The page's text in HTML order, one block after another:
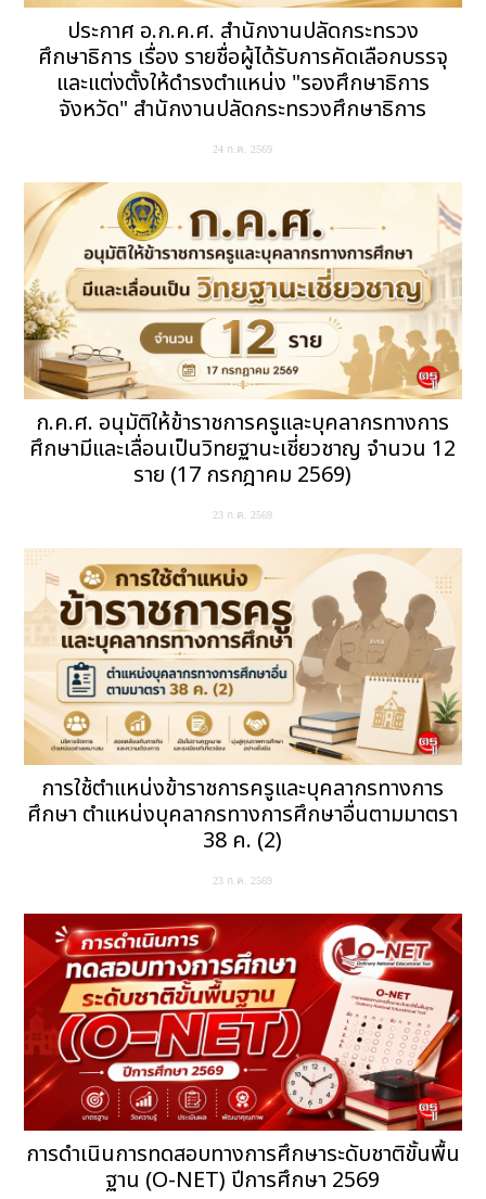
ประกาศ อ.ก.ค.ศ. สำนักงานปลัดกระทรวง
ศึกษาธิการ เรื่อง รายชื่อผู้ได้รับการคัดเลือกบรรจุ
และแต่งตั้งให้ดำรงตำแหน่ง "รองศึกษาธิการ
จังหวัด" สำนักงานปลัดกระทรวงศึกษาธิการ
24 ก.ค. 2569
ก.ค.ศ. อนุมัติให้ข้าราชการครูและบุคลากรทางการ
ศึกษามีและเลื่อนเป็นวิทยฐานะเชี่ยวชาญ จำนวน 12
ราย (17 กรกฎาคม 2569)
23 ก.ค. 2569
การใช้ตำแหน่งข้าราชการครูและบุคลากรทางการ
ศึกษา ตำแหน่งบุคลากรทางการศึกษาอื่นตามมาตรา
38 ค. (2)
23 ก.ค. 2569
การดำเนินการทดสอบทางการศึกษาระดับชาติขั้นพื้น
ฐาน (O-NET) ปีการศึกษา 2569